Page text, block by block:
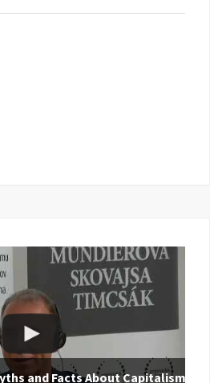
and Facts About Capitalism |